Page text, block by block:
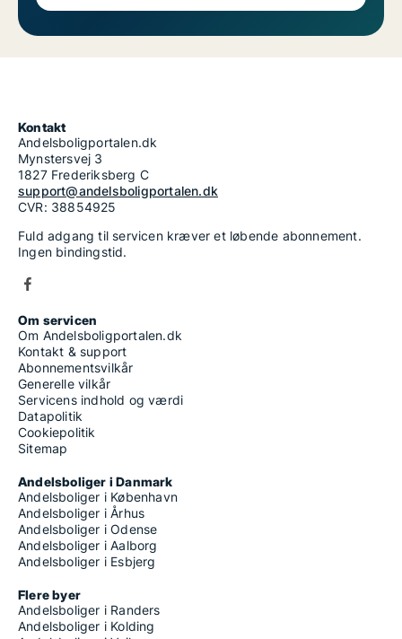
Kontakt
Andelsboligportalen.dk
Mynstersvej 3
1827 Frederiksberg C
support@andelsboligportalen.dk
CVR: 38854925
Fuld adgang til servicen kræver et løbende abonnement.
Ingen bindingstid.
Om servicen
Om Andelsboligportalen.dk
Kontakt & support
Abonnementsvilkår
Generelle vilkår
Servicens indhold og værdi
Datapolitik
Cookiepolitik
Sitemap
Andelsboliger i Danmark
Andelsboliger i København
Andelsboliger i Århus
Andelsboliger i Odense
Andelsboliger i Aalborg
Andelsboliger i Esbjerg
Flere byer
Andelsboliger i Randers
Andelsboliger i Kolding